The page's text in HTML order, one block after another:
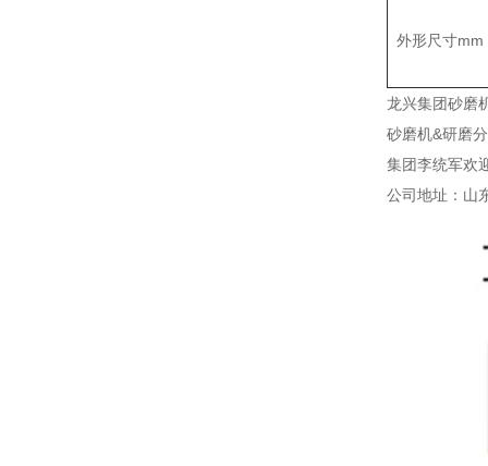
外形尺寸mm
龙兴集团砂磨
砂磨机&研磨
集团李统军欢
公司地址：山